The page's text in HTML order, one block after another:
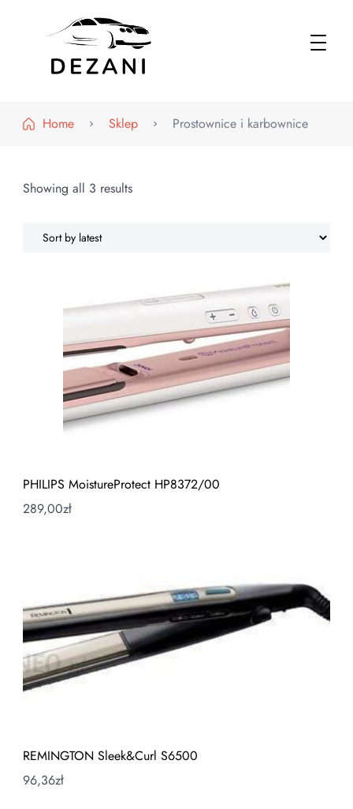
Home
Sklep Prostownice i karbownice
Showing all 3 results
PHILIPS MoistureProtect HP8372/00
289,00zł
REMINGTON Sleek&Curl S6500
96,36zł